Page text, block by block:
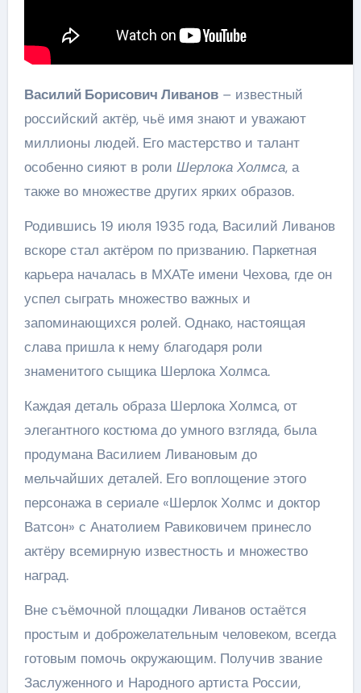
Василий Борисович Ливанов– известный
российский актёр, чьё имя знают и уважают
миллионы людей. Его мастерство и талант
особенно сияют в роли Шерлока Холмса, а
также во множестве других ярких образов.
Родившись 19 июля 1935 года, Василий Ливанов
вскоре стал актёром по призванию. Паркетная
карьера началась в МХАТе имени Чехова, где он
успел сыграть множество важных и
запоминающихся ролей. Однако, настоящая
слава пришла к нему благодаря роли
знаменитого сыщика Шерлока Холмса.
Каждая деталь образа Шерлока Холмса, от
элегантного костюма до умного взгляда, была
продумана Василием Ливановым до
мельчайших деталей. Его воплощение этого
персонажа в сериале «Шерлок Холмс и доктор
Ватсон» с Анатолием Равиковичем принесло
актёру всемирную известность и множество
наград.
Вне съёмочной площадки Ливанов остаётся
простым и доброжелательным человеком, всегда
готовым помочь окружающим. Получив звание
Заслуженного и Народного артиста России,